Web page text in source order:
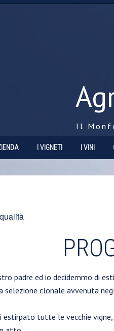
Il
I VIGNETI I VINI
padre ed io decidemmo di
selezione clonale avvenuta
estirpato tutte le vecchie